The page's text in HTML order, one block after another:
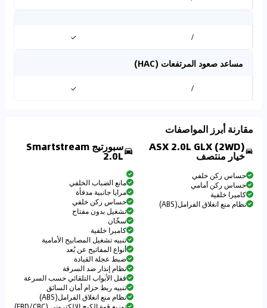
/
✓
مساعد صعود المرتفعات (HAC)
/
✓
مقارنة أبرز المواصفات
ASX 2.0L GLX (2WD)
خيار منتصف
حساس ركن خلفي
حساس ركن أمامي
كاميرا خلفية
نظام منع انغلاق الفرامل(ABS)
سبورتيج Smartstream
2.0L
مانع الضباب الخلفي
مرايا جانبية مدفأة
حساس ركن خلفي
تشغيل بدون مفتاح
سخّان
كاميرا خلفية
تنبيه تشغيل المصابيح الأمامية
أنواع المفاتيح عن بُعد
ضبط عجلة القيادة
نظام إنذار ضد السرقة
قفل الأبواب التلقائي حسب السرعة
تنبيه ربط حزام أمان السائق
نظام منع انغلاق الفرامل(ABS)